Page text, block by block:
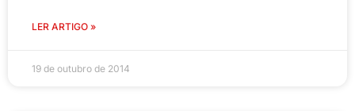
LER ARTIGO »
19 de outubro de 2014